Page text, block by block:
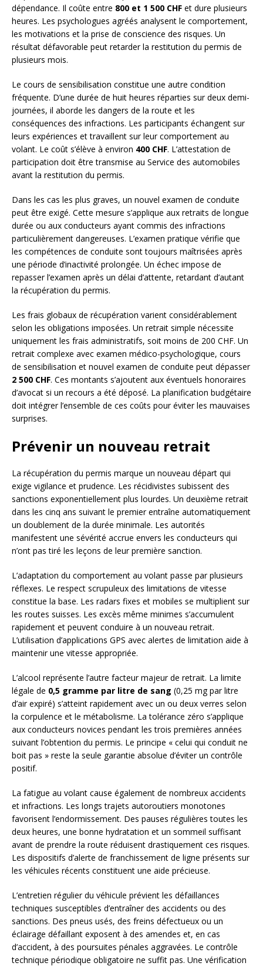
dépendance. Il coûte entre 800 et 1 500 CHF et dure plusieurs
heures. Les psychologues agréés analysent le comportement,
les motivations et la prise de conscience des risques. Un
résultat défavorable peut retarder la restitution du permis de
plusieurs mois.
Le cours de sensibilisation constitue une autre condition
fréquente. D’une durée de huit heures réparties sur deux demi-
journées, il aborde les dangers de la route et les
conséquences des infractions. Les participants échangent sur
leurs expériences et travaillent sur leur comportement au
volant. Le coût s’élève à environ 400 CHF. L’attestation de
participation doit être transmise au Service des automobiles
avant la restitution du permis.
Dans les cas les plus graves, un nouvel examen de conduite
peut être exigé. Cette mesure s’applique aux retraits de longue
durée ou aux conducteurs ayant commis des infractions
particulièrement dangereuses. L’examen pratique vérifie que
les compétences de conduite sont toujours maîtrisées après
une période d’inactivité prolongée. Un échec impose de
repasser l’examen après un délai d’attente, retardant d’autant
la récupération du permis.
Les frais globaux de récupération varient considérablement
selon les obligations imposées. Un retrait simple nécessite
uniquement les frais administratifs, soit moins de 200 CHF. Un
retrait complexe avec examen médico-psychologique, cours
de sensibilisation et nouvel examen de conduite peut dépasser
2 500 CHF. Ces montants s’ajoutent aux éventuels honoraires
d’avocat si un recours a été déposé. La planification budgétaire
doit intégrer l’ensemble de ces coûts pour éviter les mauvaises
surprises.
Prévenir un nouveau retrait
La récupération du permis marque un nouveau départ qui
exige vigilance et prudence. Les récidivistes subissent des
sanctions exponentiellement plus lourdes. Un deuxième retrait
dans les cinq ans suivant le premier entraîne automatiquement
un doublement de la durée minimale. Les autorités
manifestent une sévérité accrue envers les conducteurs qui
n’ont pas tiré les leçons de leur première sanction.
L’adaptation du comportement au volant passe par plusieurs
réflexes. Le respect scrupuleux des limitations de vitesse
constitue la base. Les radars fixes et mobiles se multiplient sur
les routes suisses. Les excès même minimes s’accumulent
rapidement et peuvent conduire à un nouveau retrait.
L’utilisation d’applications GPS avec alertes de limitation aide à
maintenir une vitesse appropriée.
L’alcool représente l’autre facteur majeur de retrait. La limite
légale de 0,5 gramme par litre de sang (0,25 mg par litre
d’air expiré) s’atteint rapidement avec un ou deux verres selon
la corpulence et le métabolisme. La tolérance zéro s’applique
aux conducteurs novices pendant les trois premières années
suivant l’obtention du permis. Le principe « celui qui conduit ne
boit pas » reste la seule garantie absolue d’éviter un contrôle
positif.
La fatigue au volant cause également de nombreux accidents
et infractions. Les longs trajets autoroutiers monotones
favorisent l’endormissement. Des pauses régulières toutes les
deux heures, une bonne hydratation et un sommeil suffisant
avant de prendre la route réduisent drastiquement ces risques.
Les dispositifs d’alerte de franchissement de ligne présents sur
les véhicules récents constituent une aide précieuse.
L’entretien régulier du véhicule prévient les défaillances
techniques susceptibles d’entraîner des accidents ou des
sanctions. Des pneus usés, des freins défectueux ou un
éclairage défaillant exposent à des amendes et, en cas
d’accident, à des poursuites pénales aggravées. Le contrôle
technique périodique obligatoire ne suffit pas. Une vérification